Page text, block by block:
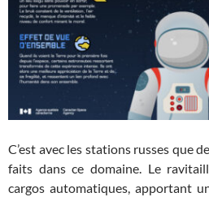
C’est avec les stations russes que
faits dans ce domaine. Le
cargos automatiques, apportant